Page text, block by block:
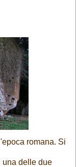
romana. Si
una delle due